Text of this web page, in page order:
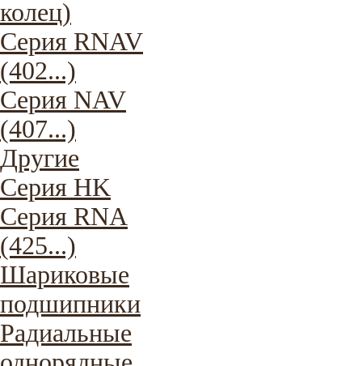
колец)
Серия RNAV
(402...)
Серия NAV
(407...)
Другие
Серия HK
Серия RNA
(425...)
Шариковые
подшипники
Радиальные